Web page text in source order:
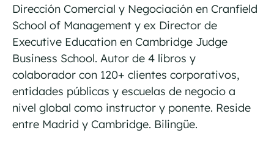
Dirección Comercial y Negociación en Cranfield
School of Management y ex Director de
Executive Education en Cambridge Judge
Business School. Autor de 4 libros y
colaborador con 120+ clientes corporativos,
entidades públicas y escuelas de negocio a
nivel global como instructor y ponente. Reside
entre Madrid y Cambridge. Bilingüe.